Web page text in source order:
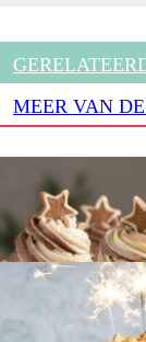
MEER VAN